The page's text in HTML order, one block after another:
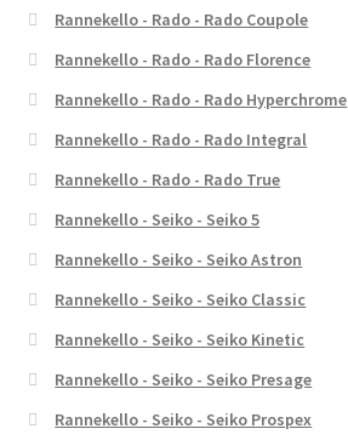
Rannekello - Rado - Rado Coupole
Rannekello - Rado - Rado Florence
Rannekello - Rado - Rado Hyperchrome
Rannekello - Rado - Rado Integral
Rannekello - Rado - Rado True
Rannekello - Seiko - Seiko 5
Rannekello - Seiko - Seiko Astron
Rannekello - Seiko - Seiko Classic
Rannekello - Seiko - Seiko Kinetic
Rannekello - Seiko - Seiko Presage
Rannekello - Seiko - Seiko Prospex